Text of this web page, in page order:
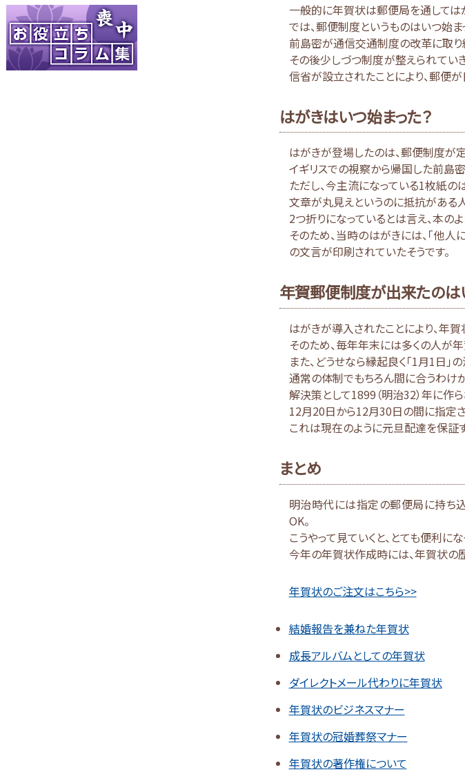
一般的に年賀状は郵便局を通しては
では、郵便制度というものはいつ始ま
前島密が通信交通制度の改革に取り
その後少しづつ制度が整えられてい
信省が設立されたことにより、郵便
はがきはいつ始まった？
はがきが登場したのは、郵便制度が
イギリスでの視察から帰国した前島
ただし、今主流になっている1枚紙の
文章が丸見えというのに抵抗がある
2つ折りになっているとは言え、本の
そのため、当時のはがきには、「他
の文言が印刷されていたそうです。
年賀郵便制度が出来たのは
はがきが導入されたことにより、年
そのため、毎年年末には多くの人が
また、どうせなら縁起良く「1月1日」
通常の体制でもちろん間に合うわけ
解決策として1899（明治32）年に作
12月20日から12月30日の間に指定
これは現在のように元旦配達を保証
まとめ
明治時代には指定の郵便局に持ち
OK。
こうやって見ていくと、とても便利に
今年の年賀状作成時には、年賀状の
年賀状のご注文はこちら>>
結婚報告を兼ねた年賀状
成長アルバムとしての年賀状
ダイレクトメール代わりに年賀状
年賀状のビジネスマナー
年賀状の冠婚葬祭マナー
年賀状の著作権について